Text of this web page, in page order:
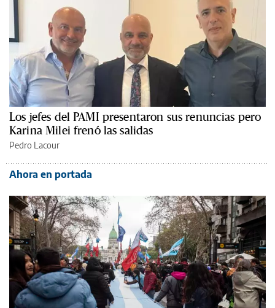
Los jefes del PAMI presentaron sus renuncias pero
Karina Milei frenó las salidas
Pedro Lacour
Ahora en portada